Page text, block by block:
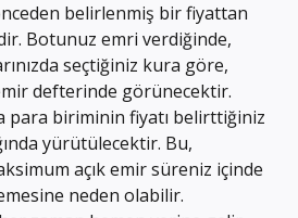
belirlenmiş bir fiyattan
Botunuz emri verdiğinde,
seçtiğiniz kura göre,
defterinde görünecektir.
para biriminin fiyatı belirttiğiniz
yürütülecektir. Bu,
açık emir süreniz içinde
neden olabilir.